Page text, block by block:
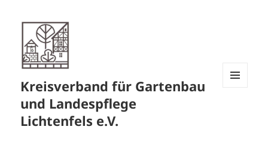
Kreisverband für Gartenbau
und Landespflege
Lichtenfels e.V.